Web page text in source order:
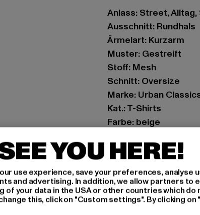
Anlass: Street,
Ausschnitt: Rundhals
Ärmelart: Kurzarm
Muster: Gestreift
Stoff: Mesh
Schnitt: Oversize
Marke: Urban
Kat.: T-Shirts
Farbe: beige
Art.Nr: TB2890-03738
Hersteller: TB
Dr.-Robert-Murjahn-
YOU HERE!
use experience, save your preferences, analyse
and advertising. In addition, we allow partners to
of your data in the USA or other countries which do
this, click on "Custom settings". By clicking